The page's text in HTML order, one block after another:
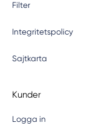
Filter
Integritetspolicy
Sajtkarta
Kunder
Logga in